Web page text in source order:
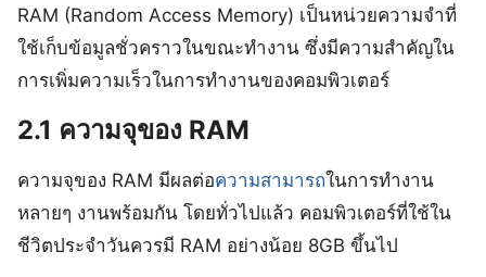
RAM (Random Access Memory) เป็นหน่วยความจำที่
ใช้เก็บข้อมูลชั่วคราวในขณะทำงาน ซึ่งมีความสำคัญใน
การเพิ่มความเร็วในการทำงานของคอมพิวเตอร์
2.1 ความจุของ RAM
ความจุของ RAM มีผลต่อความสามารถในการทำงาน
หลายๆ งานพร้อมกัน โดยทั่วไปแล้ว คอมพิวเตอร์ที่ใช้ใน
ชีวิตประจำวันควรมี RAM อย่างน้อย 8GB ขึ้นไป